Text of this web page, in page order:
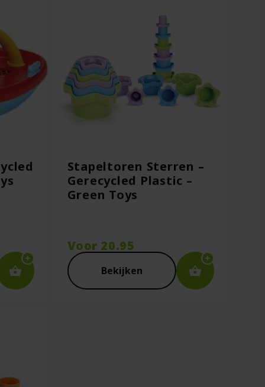
Stapeltoren Sterren –
Gerecycled Plastic –
Green Toys
Voor 20.95
Bekijken